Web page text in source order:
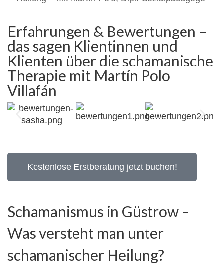
Erfahrungen & Bewertungen –
das sagen Klientinnen und
Klienten über die schamanische
Therapie mit Martín Polo
Villafán
Kostenlose Erstberatung jetzt buchen!
Schamanismus in Güstrow –
Was versteht man unter
schamanischer Heilung?